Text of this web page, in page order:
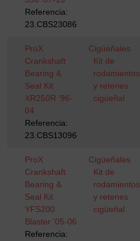
Referencia:
23.CBS23086
ProX
Crankshaft
Bearing &
Seal Kit
XR250R '96-
04
Referencia:
23.CBS13096
Cigüeñales
Kit de
rodamientos
y retenes
cigüeñal
ProX
Crankshaft
Bearing &
Seal Kit
YFS200
Blaster '05-06
Referencia:
Cigüeñales
Kit de
rodamientos
y retenes
cigüeñal